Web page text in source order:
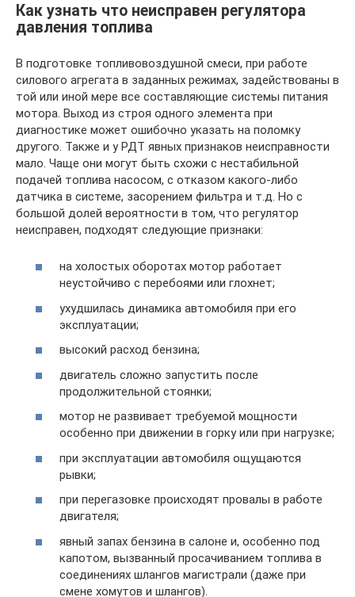
Как узнать что неисправен регулятора
давления топлива
В подготовке топливовоздушной смеси, при работе
силового агрегата в заданных режимах, задействованы в
той или иной мере все составляющие системы питания
мотора. Выход из строя одного элемента при
диагностике может ошибочно указать на поломку
другого. Также и у РДТ явных признаков неисправности
мало. Чаще они могут быть схожи с нестабильной
подачей топлива насосом, с отказом какого-либо
датчика в системе, засорением фильтра и т.д. Но с
большой долей вероятности в том, что регулятор
неисправен, подходят следующие признаки:
на холостых оборотах мотор работает
неустойчиво с перебоями или глохнет;
ухудшилась динамика автомобиля при его
эксплуатации;
высокий расход бензина;
двигатель сложно запустить после
продолжительной стоянки;
мотор не развивает требуемой мощности
особенно при движении в горку или при нагрузке;
при эксплуатации автомобиля ощущаются
рывки;
при перегазовке происходят провалы в работе
двигателя;
явный запах бензина в салоне и, особенно под
капотом, вызванный просачиванием топлива в
соединениях шлангов магистрали (даже при
смене хомутов и шлангов).